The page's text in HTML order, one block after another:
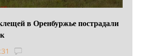
в Оренбуржье пострадали